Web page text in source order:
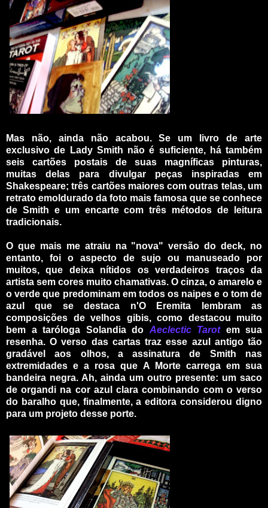
Mas não, ainda não acabou. Se um livro de arte
exclusivo de Lady Smith não é suficiente, há também
seis cartões postais de suas magníficas pinturas,
muitas delas para divulgar peças inspiradas em
Shakespeare; três cartões maiores com outras telas, um
retrato emoldurado da foto mais famosa que se conhece
de Smith e um encarte com três métodos de leitura
tradicionais.
O que mais me atraiu na "nova" versão do deck, no
entanto, foi o aspecto de sujo ou manuseado por
muitos, que deixa nítidos os verdadeiros traços da
artista sem cores muito chamativas. O cinza, o amarelo e
o verde que predominam em todos os naipes e o tom de
azul que se destaca n'O Eremita lembram as
composições de velhos gibis, como destacou muito
bem a taróloga Solandia do Aeclectic Tarotem sua
resenha. O verso das cartas traz esse azul antigo tão
gradável aos olhos, a assinatura de Smith nas
extremidades e a rosa que A Morte carrega em sua
bandeira negra. Ah, ainda um outro presente: um saco
de organdi na cor azul clara combinando com o verso
do baralho que, finalmente, a editora considerou digno
para um projeto desse porte.